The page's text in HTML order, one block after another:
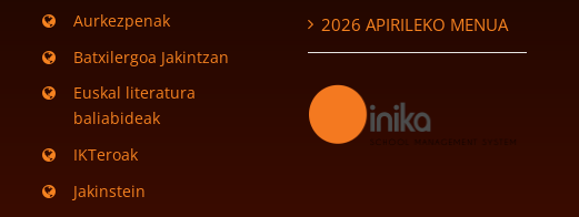
Aurkezpenak
Batxilergoa Jakintzan
Euskal literatura
baliabideak
IKTeroak
Jakinstein
2026 APIRILEKO MENUA